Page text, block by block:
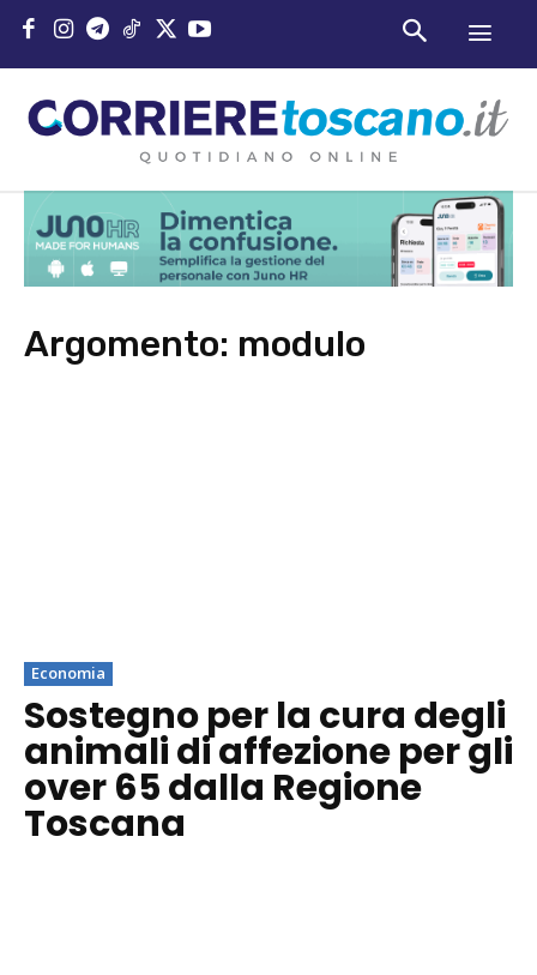
Argomento: modulo
Economia
Sostegno per la cura degli
animali di affezione per gli
over 65 dalla Regione
Toscana